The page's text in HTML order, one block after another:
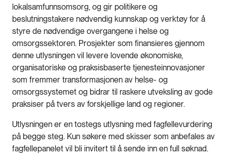
lokalsamfunnsomsorg, og gir politikere og
beslutningstakere nødvendig kunnskap og verktøy for å
styre de nødvendige overgangene i helse og
omsorgssektoren. Prosjekter som finansieres gjennom
denne utlysningen vil levere lovende økonomiske,
organisatoriske og praksisbaserte tjenesteinnovasjoner
som fremmer transformasjonen av helse- og
omsorgssystemet og bidrar til raskere utveksling av gode
praksiser på tvers av forskjellige land og regioner.
Utlysningen er en tostegs utlysning med fagfellevurdering
på begge steg. Kun søkere med skisser som anbefales av
fagfellepanelet vil bli invitert til å sende inn en full søknad.